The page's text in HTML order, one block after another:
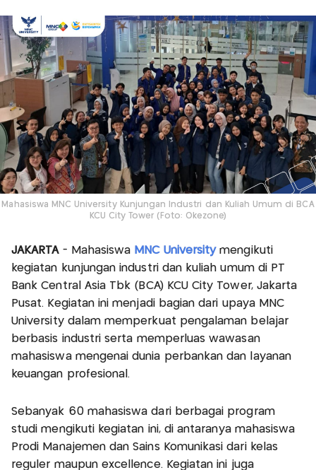
Mahasiswa MNC University Kunjungan Industri dan Kuliah Umum di BCA
KCU City Tower (Foto: Okezone)
JAKARTA- Mahasiswa MNC Universitymengikuti
kegiatan kunjungan industri dan kuliah umum di PT
Bank Central Asia Tbk (BCA) KCU City Tower, Jakarta
Pusat. Kegiatan ini menjadi bagian dari upaya MNC
University dalam memperkuat pengalaman belajar
berbasis industri serta memperluas wawasan
mahasiswa mengenai dunia perbankan dan layanan
keuangan profesional.
Sebanyak 60 mahasiswa dari berbagai program
studi mengikuti kegiatan ini, di antaranya mahasiswa
Prodi Manajemen dan Sains Komunikasi dari kelas
reguler maupun excellence. Kegiatan ini juga